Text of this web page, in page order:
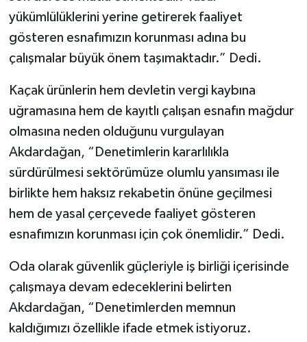
yükümlülüklerini yerine getirerek faaliyet
gösteren esnafımızın korunması adına bu
çalışmalar büyük önem taşımaktadır.” Dedi.
Kaçak ürünlerin hem devletin vergi kaybına
uğramasına hem de kayıtlı çalışan esnafın mağdur
olmasına neden olduğunu vurgulayan
Akdardağan, “Denetimlerin kararlılıkla
sürdürülmesi sektörümüze olumlu yansıması ile
birlikte hem haksız rekabetin önüne geçilmesi
hem de yasal çerçevede faaliyet gösteren
esnafımızın korunması için çok önemlidir.” Dedi.
Oda olarak güvenlik güçleriyle iş birliği içerisinde
çalışmaya devam edeceklerini belirten
Akdardağan, “Denetimlerden memnun
kaldığımızı özellikle ifade etmek istiyoruz.